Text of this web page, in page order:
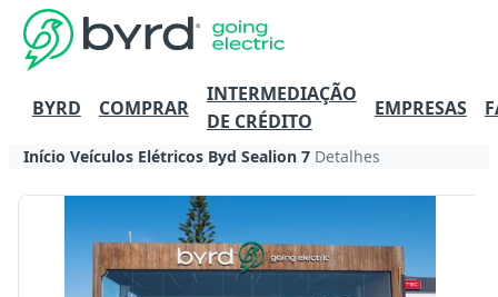
BYRD COMPRAR
INTERMEDIAÇÃO
DE CRÉDITO
EMPRESAS
Início Veículos Elétricos Byd Sealion 7 Detalhes